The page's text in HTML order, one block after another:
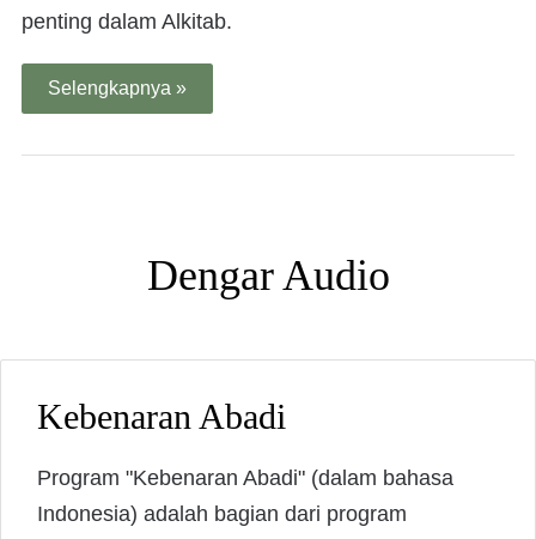
penting dalam Alkitab.
Selengkapnya »
Dengar Audio
Kebenaran Abadi
Program "Kebenaran Abadi" (dalam bahasa
Indonesia) adalah bagian dari program